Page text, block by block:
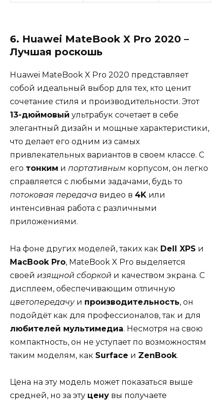
6. Huawei MateBook X Pro 2020 –
Лучшая роскошь
Huawei MateBook X Pro 2020 представляет
собой идеальный выбор для тех, кто ценит
сочетание стиля и производительности. Этот
13-дюймовый ультрабук сочетает в себе
элегантный дизайн и мощные характеристики,
что делает его одним из самых
привлекательных вариантов в своем классе. С
его тонким и портативным корпусом, он легко
справляется с любыми задачами, будь то
потоковая передача видео в 4K или
интенсивная работа с различными
приложениями.
На фоне других моделей, таких как Dell XPS и
MacBook Pro, MateBook X Pro выделяется
своей изящной сборкой и качеством экрана. С
дисплеем, обеспечивающим отличную
цветопередачуи производительность, он
подойдёт как для профессионалов, так и для
любителей мультимедиа. Несмотря на свою
компактность, он не уступает по возможностям
таким моделям, как Surface и ZenBook.
Цена на эту модель может показаться выше
средней, но за эту цену вы получаете